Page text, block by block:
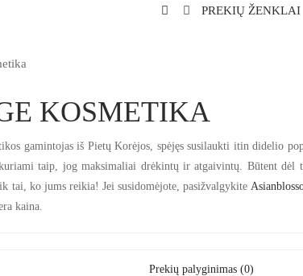
PREKIŲ ŽENKLAI
KOSMETIKA
gamintojas iš Pietų Korėjos, spėjęs susilaukti itin didelio
taip, jog maksimaliai drėkintų ir atgaivintų. Būtent
tai, ko jums reikia! Jei susidomėjote, pasižvalgykite
kaina.
Prekių palyginimas (0)